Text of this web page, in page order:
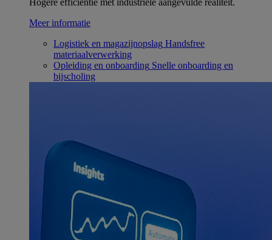
Meer informatie
Logistiek en magazijnopslag Handsfree
materiaalverwerking
Opleiding en onboarding Snelle onboarding en
bijscholing